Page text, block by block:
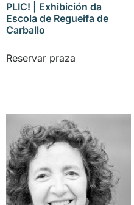
PLIC! | Exhibición da
Escola de Regueifa de
Carballo
Reservar praza